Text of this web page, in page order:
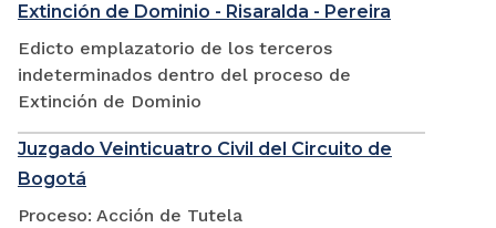
Extinción de Dominio - Risaralda - Pereira
Edicto emplazatorio de los terceros
indeterminados dentro del proceso de
Extinción de Dominio
Juzgado Veinticuatro Civil del Circuito de
Bogotá
Proceso: Acción de Tutela